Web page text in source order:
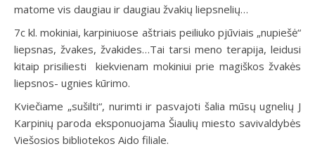
matome vis daugiau ir daugiau žvakių liepsnelių…
7c kl. mokiniai, karpiniuose aštriais peiliuko pjūviais „nupiešė“
liepsnas, žvakes, žvakides…Tai tarsi meno terapija, leidusi
kitaip prisiliesti kiekvienam mokiniui prie magiškos žvakės
liepsnos- ugnies kūrimo.
Kviečiame „sušilti“, nurimti ir pasvajoti šalia mūsų ugnelių J
Karpinių paroda eksponuojama Šiaulių miesto savivaldybės
Viešosios bibliotekos Aido filiale.